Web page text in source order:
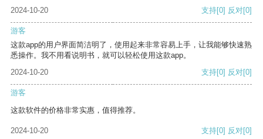
2024-10-20
支持[0] 反对[0]
游客
这款app的用户界面简洁明了，使用起来非常容易上手，让我能够快速熟
悉操作。我不用看说明书，就可以轻松使用这款app。
2024-10-20
支持[0] 反对[0]
游客
这款软件的价格非常实惠，值得推荐。
2024-10-20 支持[0] 反对[0]